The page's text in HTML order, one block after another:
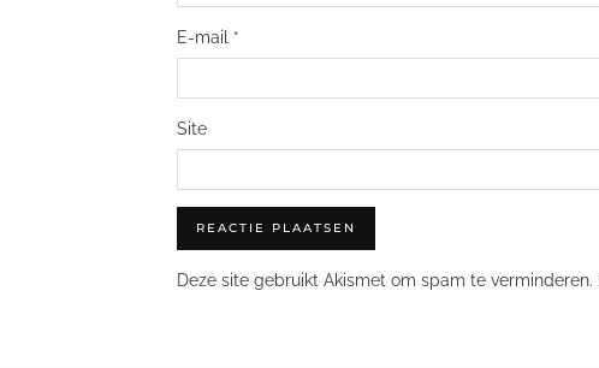
E-mail *
Site
Deze site gebruikt Akismet om spam te verminderen.